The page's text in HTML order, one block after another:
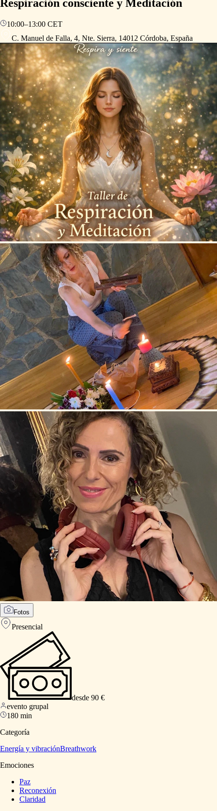
Respiración consciente y Meditación
10:00–13:00 CET
C. Manuel de Falla, 4, Nte. Sierra, 14012 Córdoba, España
Fotos
Presencial
desde 90 €
evento grupal
180 min
Categoría
Energía y vibraciónBreathwork
Emociones
Paz
Reconexión
Claridad